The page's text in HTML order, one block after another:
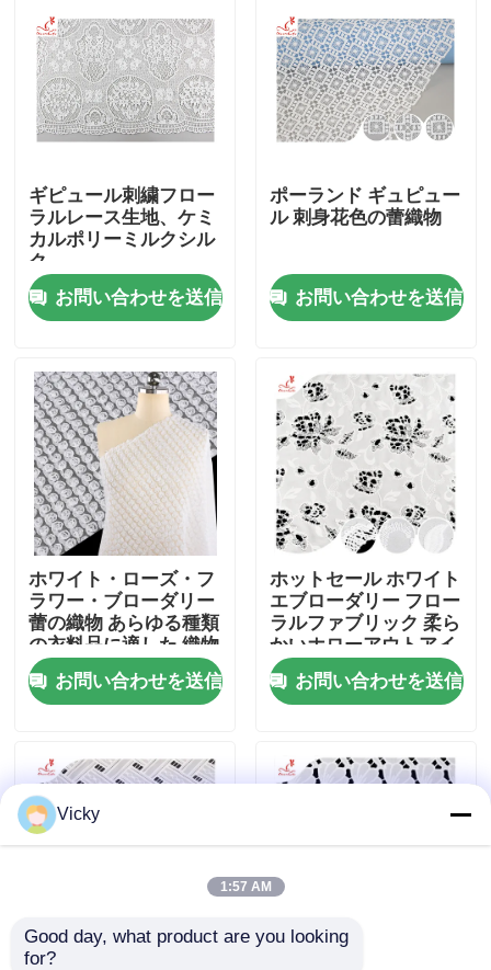
プロダクト
私達について
工場旅行
品質管理
私達に連絡しなさい
Exhibition Information
刺繍されたレースの生地
刺繍されたレースのトリム
ギピュール刺繍フロー
ラルレース生地、ケミ
カルポリーミルクシル
ク
お問い合わせを送信
ポーランド ギュピュー
ル 刺身花色の蕾織物
お問い合わせを送信
ホワイト・ローズ・フ
ラワー・ブローダリー
蕾の織物 あらゆる種類
の衣料品に適した 織物
サポート カスタム
お問い合わせを送信
ホットセール ホワイト
エブローダリー フロー
ラルファブリック 柔ら
かいホローアウトアイ
レット ポリエステルエ
ブローダリーファブリ
ック
お問い合わせを送信
刺さった蕾の布 フラン
Vicky
1:57 AM
Good day, what product are you looking
for?